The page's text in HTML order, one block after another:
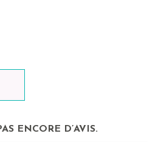
ENCORE D’AVIS.